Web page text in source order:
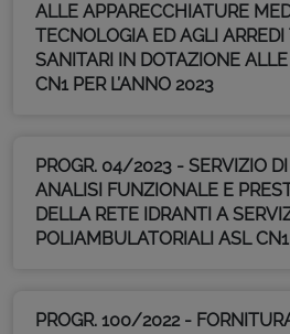
ALLE APPARECCHIATURE
TECNOLOGIA ED AGLI ARREDI
SANITARI IN DOTAZIONE ALLE
CN1 PER L’ANNO 2023
PROGR. 04/2023 - SERVIZIO
ANALISI FUNZIONALE E
DELLA RETE IDRANTI A
POLIAMBULATORIALI ASL CN1
PROGR. 100/2022 -